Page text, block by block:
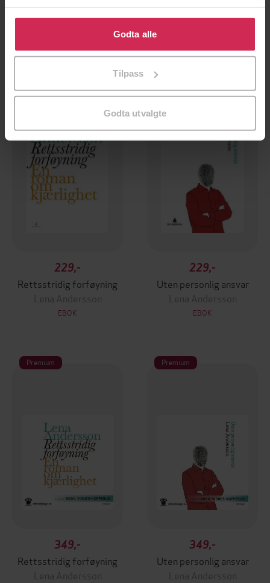
Klikk på «Godta alle» for å gi oss ditt samtykke til å
bruke cookies for alle disse formålene. Du kan også
tilpasse ditt samtykke til spesifikke formål ved å klikke
Godta alle
Tilpass
Godta utvalgte
Lena Andersson
Lena Andersson
229,-
Rettsstridig forføyning
Lena Andersson
EBOK
229,-
Uten personlig ansvar
Lena Andersson
EBOK
Premium
349,-
Rettsstridig forføyning
Lena Andersson
Premium
349,-
Uten personlig ansvar
Lena Andersson